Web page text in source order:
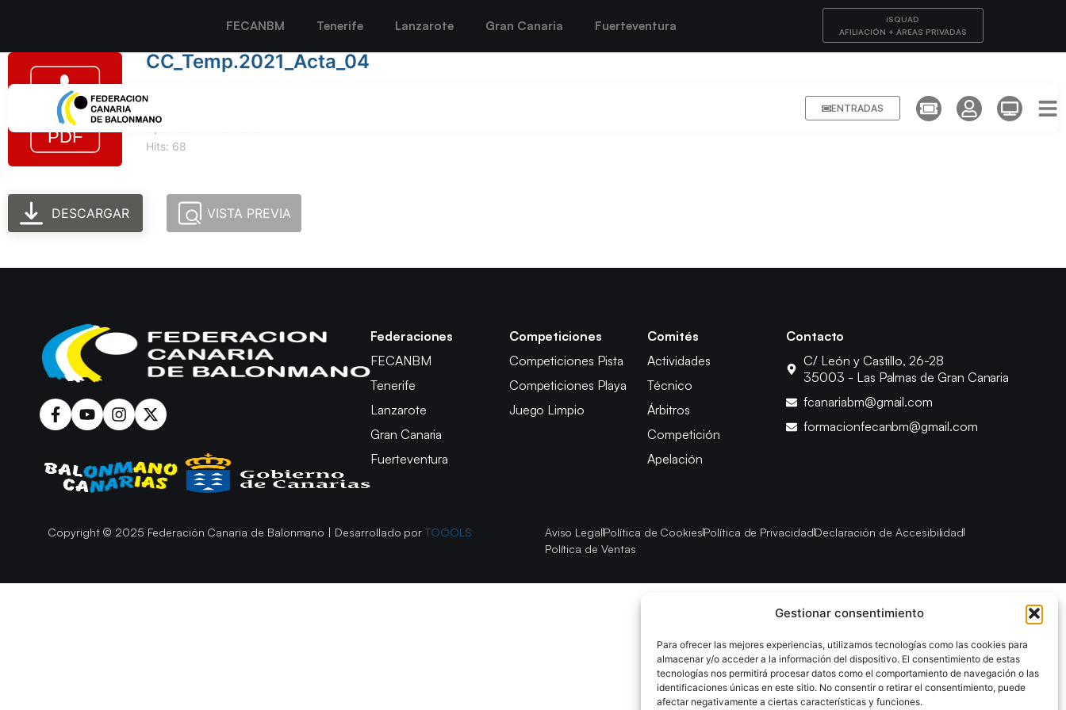
Gestionar consentimiento
Para ofrecer las mejores experiencias, utilizamos tecnologías como las cookies para
almacenar y/o acceder a la información del dispositivo. El consentimiento de estas
tecnologías nos permitirá procesar datos como el comportamiento de navegación o las
identificaciones únicas en este sitio. No consentir o retirar el consentimiento, puede
afectar negativamente a ciertas características y funciones.
FECANBM Tenerife Lanzarote Gran Canaria Fuerteventura
iSQUAD
AFILIACIÓN + ÁREAS PRIVADAS
ENTRADAS
CC_Temp.2021_Acta_04
Hits: 68
DESCARGAR VISTA PREVIA
Federaciones
FECANBM
Tenerife
Lanzarote
Gran Canaria
Fuerteventura
Competiciones
Competiciones Pista
Competiciones Playa
Juego Limpio
Comités
Actividades
Técnico
Árbitros
Competición
Apelación
Contacto
C/ León y Castillo, 26-28
35003 - Las Palmas de Gran Canaria
fcanariabm@gmail.com
formacionfecanbm@gmail.com
Copyright © 2025 Federación Canaria de Balonmano | Desarrollado porTOOOLS Aviso LegalPolítica de CookiesPolítica de PrivacidadDeclaración de Accesibilidad
Política de Ventas